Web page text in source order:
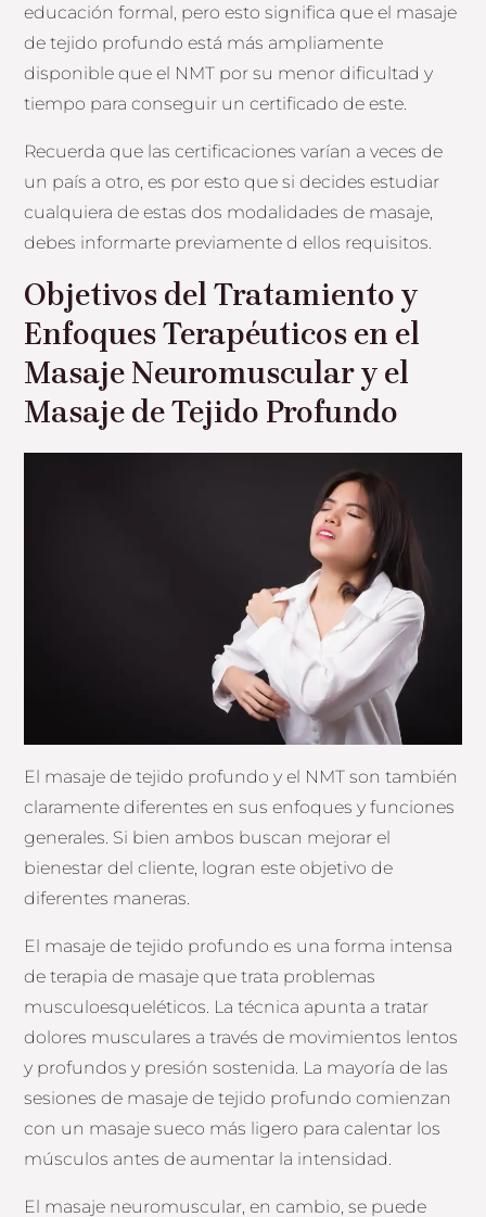
educación formal, pero esto significa que el masaje
de tejido profundo está más ampliamente
disponible que el NMT por su menor dificultad y
tiempo para conseguir un certificado de este.
Recuerda que las certificaciones varían a veces de
un país a otro, es por esto que si decides estudiar
cualquiera de estas dos modalidades de masaje,
debes informarte previamente d ellos requisitos.
Objetivos del Tratamiento y
Enfoques Terapéuticos en el
Masaje Neuromuscular y el
Masaje de Tejido Profundo
El masaje de tejido profundo y el NMT son también
claramente diferentes en sus enfoques y funciones
generales. Si bien ambos buscan mejorar el
bienestar del cliente, logran este objetivo de
diferentes maneras.
El masaje de tejido profundo es una forma intensa
de terapia de masaje que trata problemas
musculoesqueléticos. La técnica apunta a tratar
dolores musculares a través de movimientos lentos
y profundos y presión sostenida. La mayoría de las
sesiones de masaje de tejido profundo comienzan
con un masaje sueco más ligero para calentar los
músculos antes de aumentar la intensidad.
El masaje neuromuscular, en cambio, se puede